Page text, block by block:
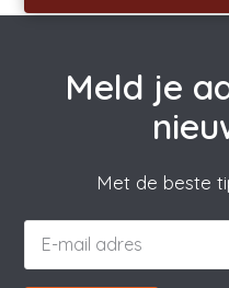
Meld je
Met de beste